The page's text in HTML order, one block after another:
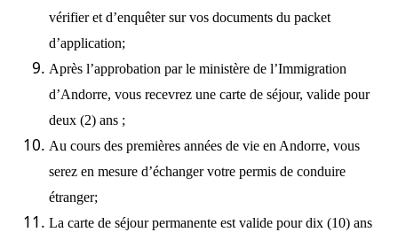
vérifier et d’enquêter sur vos documents du packet
d’application;
Après l’approbation par le ministère de l’Immigration
d’Andorre, vous recevrez une carte de séjour, valide pour
deux (2) ans ;
Au cours des premières années de vie en Andorre, vous
serez en mesure d’échanger votre permis de conduire
étranger;
La carte de séjour permanente est valide pour dix (10) ans